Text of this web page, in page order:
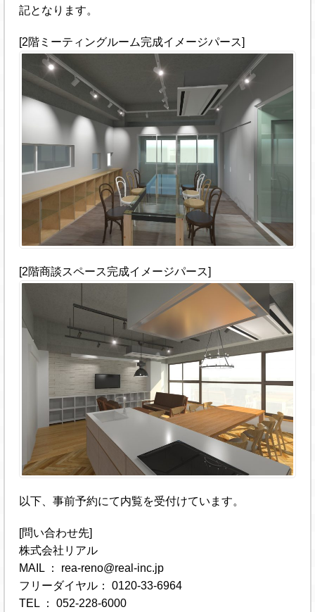
記となります。
[2階ミーティングルーム完成イメージパース]
[2階商談スペース完成イメージパース]
以下、事前予約にて内覧を受付けています。
[問い合わせ先]
株式会社リアル
MAIL ： rea-reno@real-inc.jp
フリーダイヤル： 0120-33-6964
TEL ： 052-228-6000